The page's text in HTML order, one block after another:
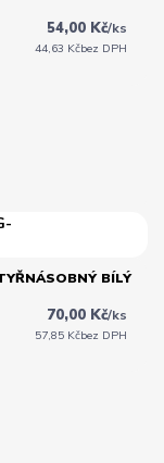
54,00 Kč/ks
44,63 Kčbez DPH
BÍLÝ
70,00 Kč/ks
57,85 Kčbez DPH